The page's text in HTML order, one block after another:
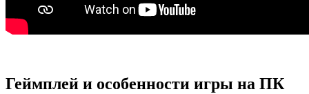
Геймплей и особенности игры на ПК